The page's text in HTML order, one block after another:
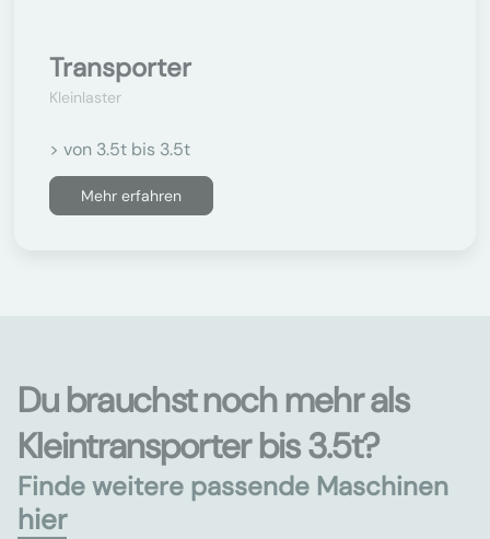
Transporter
Kleinlaster
> von 3.5t bis 3.5t
Mehr erfahren
Du brauchst noch mehr als
Kleintransporter bis 3.5t?
Finde weitere passende Maschinen
hier